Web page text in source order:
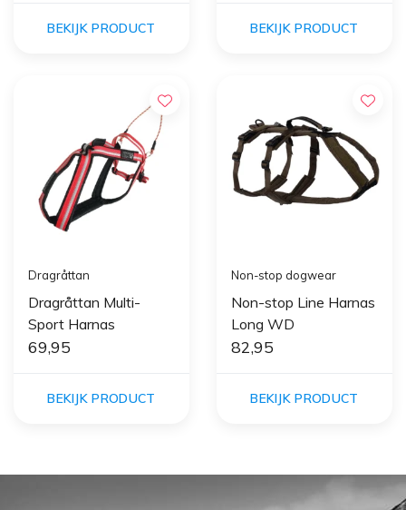
BEKIJK PRODUCT BEKIJK PRODUCT
Dragråttan
Dragråttan Multi-
Sport Harnas
69,95
BEKIJK PRODUCT
Non-stop dogwear
Non-stop Line Harnas
Long WD
82,95
BEKIJK PRODUCT